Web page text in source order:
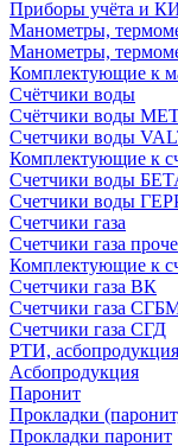
Приборы учёта и
Манометры,
Манометры,
Комплектующие к
Счётчики воды
Счётчики воды
Счетчики воды
Комплектующие к
Счетчики воды
Счетчики воды
Счетчики газа
Счетчики газа
Комплектующие к
Счетчики газа ВК
Счетчики газа
Счетчики газа СГД
РТИ,
Асбопродукция
Паронит
Прокладки
Прокладки паронит